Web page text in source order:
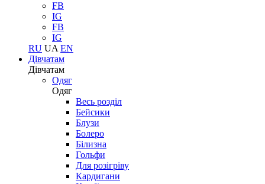
FB
IG
FB
IG
RU UA EN
Дівчатам
Дівчатам
Одяг
Одяг
Весь розділ
Бейсики
Блузи
Болеро
Білизна
Гольфи
Для розігріву
Кардигани